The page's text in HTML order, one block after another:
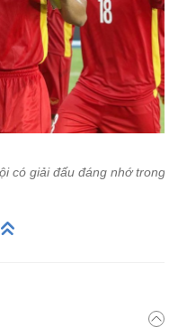
có giải đấu đáng nhớ trong